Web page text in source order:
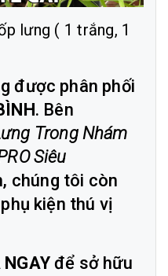
lưng ( 1 trắng, 1
được phân phối
. Bên
Trong Nhám
Siêu
chúng tôi còn
kiện thú vị
NGAYđể sở hữu